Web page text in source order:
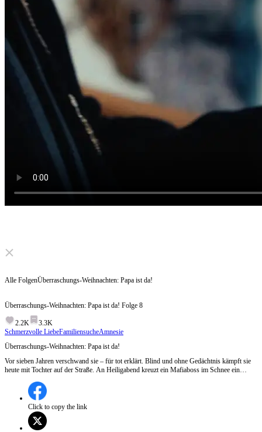
Click to unmute
Alle FolgenÜberraschungs-Weihnachten: Papa ist da!
Überraschungs-Weihnachten: Papa ist da! Folge 8
2.2K
3.3K
Schmerzvolle LiebeFamiliensucheAmnesie
Überraschungs-Weihnachten: Papa ist da!
Vor sieben Jahren verschwand sie – für tot erklärt. Blind und ohne Gedächtnis kämpft sie
heute mit Tochter auf der Straße. An Heiligabend kreuzt ein Mafiaboss im Schnee ein
Erinnerung und Wahrheit erwachen, findet die Liebe durch Zeit und Schmerz zurück.
Können sie, wenn die Glocken läuten, endlich heimkehren – zueinander und zu ihrer nie
vergessenen Familie?
Click to copy the link